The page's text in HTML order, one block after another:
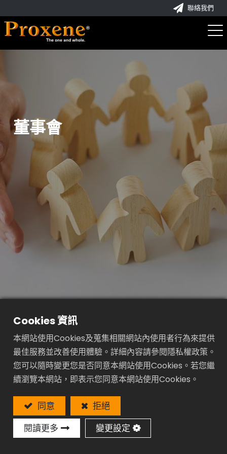
聯絡我們
董事會
公司治理
董事會職權
董事會為公司最高治理單位，為強化公司財務資訊揭
Cookies 資訊
本網站使用Cookies及蒐集相關網站內使用者行為來提供
最佳服務並改善使用體驗。詳細內容請參閱隱私權政策。
您可以隨時變更您是否同意本網站使用Cookies。若您繼
續瀏覽本網站，即表示您同意本網站使用Cookies。
同意
拒絕
閱讀更多
變更設定